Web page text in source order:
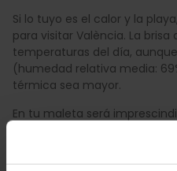
Si lo tuyo es el calor y la
para visitar València. La
temperaturas del día,
(humedad relativa media:
térmica sea mayor.
En tu maleta será
tirantes, sandalias, bañador,